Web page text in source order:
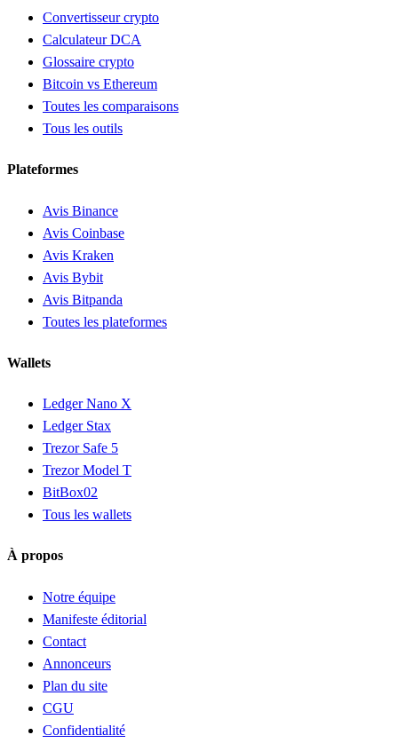
Convertisseur crypto
Calculateur DCA
Glossaire crypto
Bitcoin vs Ethereum
Toutes les comparaisons
Tous les outils
Plateformes
Avis Binance
Avis Coinbase
Avis Kraken
Avis Bybit
Avis Bitpanda
Toutes les plateformes
Wallets
Ledger Nano X
Ledger Stax
Trezor Safe 5
Trezor Model T
BitBox02
Tous les wallets
À propos
Notre équipe
Manifeste éditorial
Contact
Annonceurs
Plan du site
CGU
Confidentialité